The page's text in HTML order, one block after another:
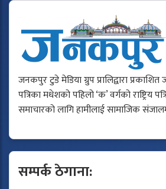
जनकपुर टुडे मेडिया ग्रुप प्रालिद्वारा
पत्रिका मधेशको पहिलो ‘क’ वर्गको राष्ट्रिय
समाचारको लागि हामीलाई सामाजिक
सम्पर्क ठेगाना: